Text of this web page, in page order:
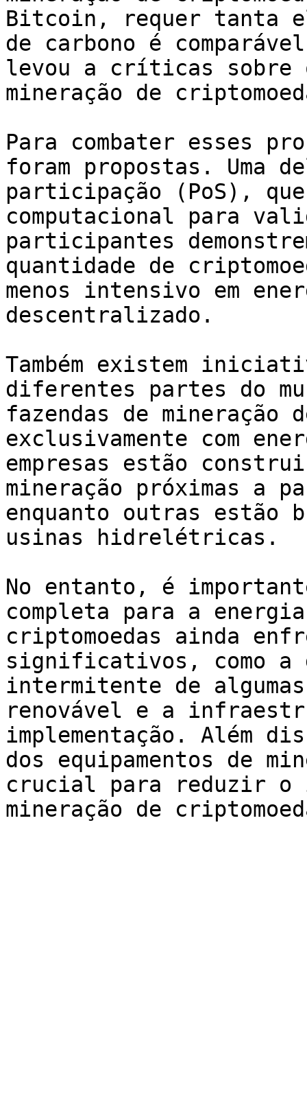
Bitcoin, requer tanta
de carbono é
levou a críticas sobre
mineração de
Para combater esses
foram propostas. Uma
participação (PoS),
computacional para
participantes
quantidade de
menos intensivo em
descentralizado.
Também existem
diferentes partes do
fazendas de mineração
exclusivamente com
empresas estão
mineração próximas a
enquanto outras estão
usinas hidrelétricas.
No entanto, é
completa para a
criptomoedas ainda
significativos, como a
intermitente de
renovável e a
implementação. Além
dos equipamentos de
crucial para reduzir o